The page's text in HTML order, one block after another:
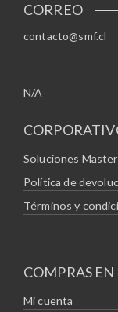
CORREO
contacto@smf.cl
N/A
Soluciones
Política de
Términos y
COMPRAS
Mi cuenta